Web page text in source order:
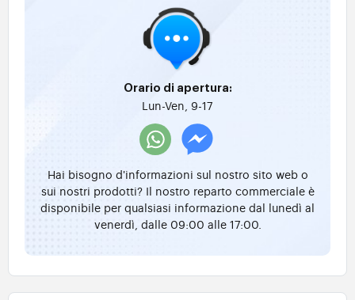
Orario di apertura:
Lun-Ven, 9-17
Hai bisogno d'informazioni sul nostro sito web o
sui nostri prodotti? Il nostro reparto commerciale è
disponibile per qualsiasi informazione dal lunedì al
venerdì, dalle 09:00 alle 17:00.